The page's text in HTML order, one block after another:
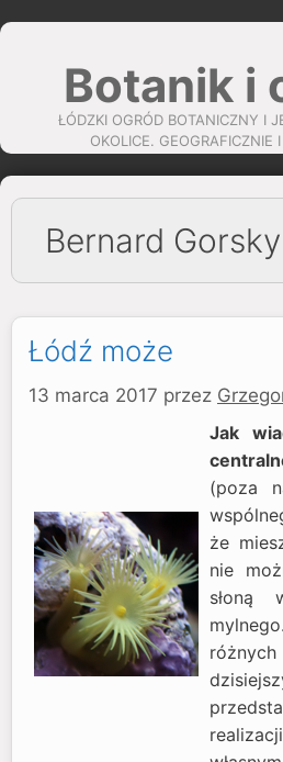
Przejdź
Botanik i
ŁÓDZKI OGRÓD BOTANICZNY I
OKOLICE. GEOGRAFICZNIE
Bernard Gorsky
Łódź może
13 marca 2017 przez
Jak
(poza
że
nie
słoną